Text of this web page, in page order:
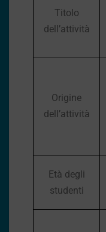
Titolo
dell’attività
Origine
dell’attività
Età degli
studenti